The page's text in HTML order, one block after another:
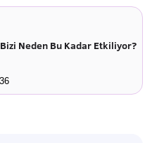
Neden Bu Kadar Etkiliyor?